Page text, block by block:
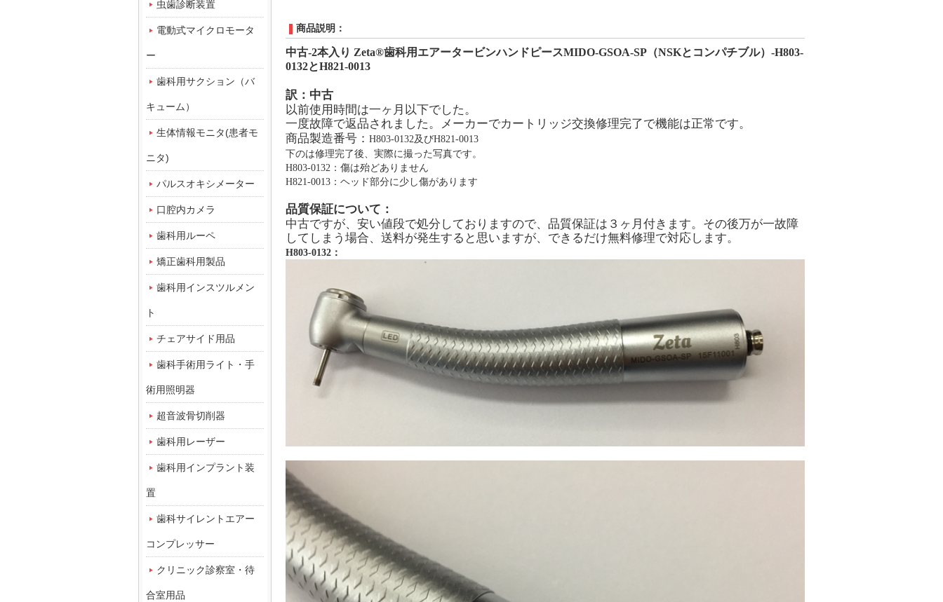
商品説明：
中古-2本入り Zeta®歯科用エアータービンハンドピースMIDO-GSOA-SP（NSKとコンパチブル）-H803-
0132とH821-0013
訳：中古
以前使用時間は一ヶ月以下でした。
一度故障で返品されました。メーカーでカートリッジ交換修理完了で機能は正常です。
商品製造番号： H803-0132及びH821-0013
下のは修理完了後、実際に撮った写真です。
H803-0132：傷は殆どありません
H821-0013：ヘッド部分に少し傷があります
品質保証について：
中古ですが、安い値段で処分しておりますので、品質保証は３ヶ月付きます。その後万が一故障
してしまう場合、送料が発生すると思いますが、できるだけ無料修理で対応します。
H803-0132：
虫歯診断装置
電動式マイクロモータ
ー
歯科用サクション（バ
キューム）
生体情報モニタ(患者モ
ニタ)
パルスオキシメーター
口腔内カメラ
歯科用ルーペ
矯正歯科用製品
歯科用インスツルメン
ト
チェアサイド用品
歯科手術用ライト・手
術用照明器
超音波骨切削器
歯科用レーザー
歯科用インプラント装
置
歯科サイレントエアー
コンプレッサー
クリニック診察室・待
合室用品